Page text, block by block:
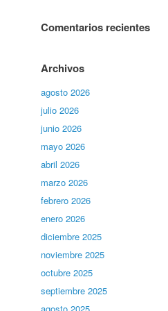
Comentarios recientes
Archivos
agosto 2026
julio 2026
junio 2026
mayo 2026
abril 2026
marzo 2026
febrero 2026
enero 2026
diciembre 2025
noviembre 2025
octubre 2025
septiembre 2025